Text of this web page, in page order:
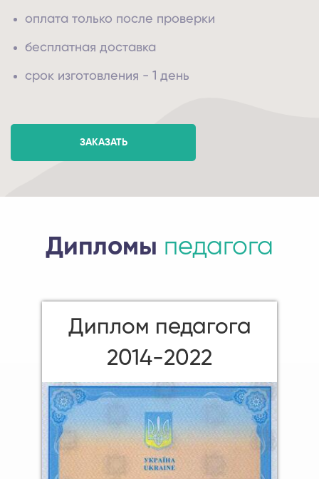
оплата только после проверки
бесплатная доставка
срок изготовления - 1 день
ЗАКАЗАТЬ
Дипломы педагога
Диплом педагога
2014-2022